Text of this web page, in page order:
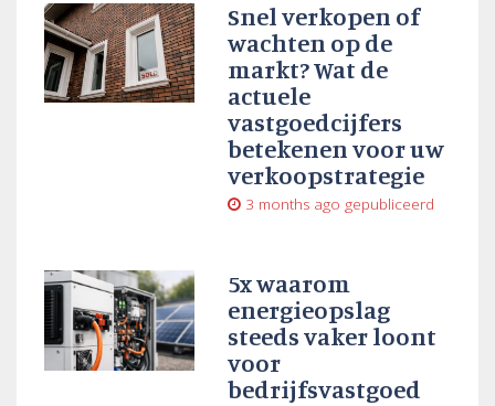
Snel verkopen of
wachten op de
markt? Wat de
actuele
vastgoedcijfers
betekenen voor uw
verkoopstrategie
3 months ago gepubliceerd
5x waarom
energieopslag
steeds vaker loont
voor
bedrijfsvastgoed